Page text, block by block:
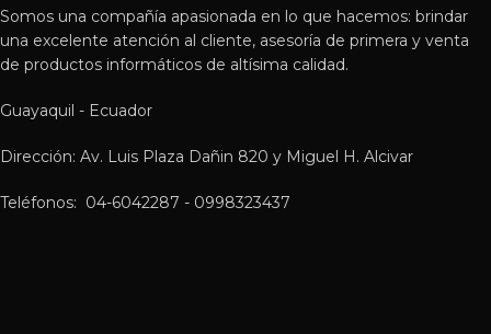
Somos una compañía apasionada en lo que hacemos: brindar
una excelente atención al cliente, asesoría de primera y venta
de productos informáticos de altísima calidad.
Guayaquil - Ecuador
Dirección: Av. Luis Plaza Dañin 820 y Miguel H. Alcivar
Teléfonos: 04-6042287 - 0998323437